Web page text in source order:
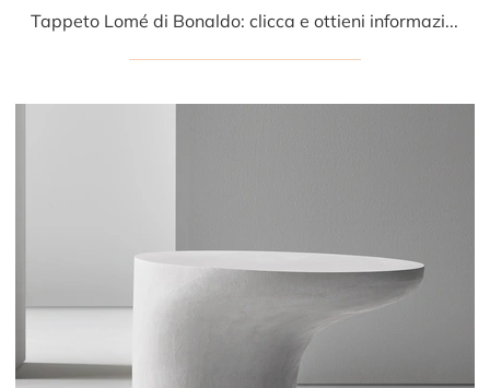
Tappeto Lomé di Bonaldo: clicca e ottieni informazioni sui Complementi e tappeti moderni in tessuto del noto e rinomato marchio!